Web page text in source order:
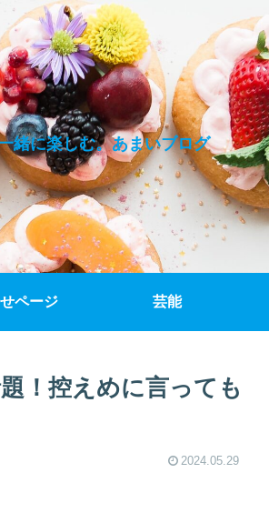
緒に楽しむ。あまいブログ
ページ 芸能
！控えめに言っても
2024.05.29